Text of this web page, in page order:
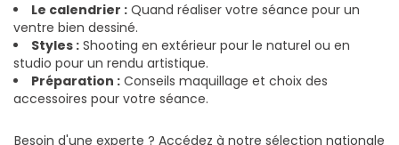
Le calendrier : Quand réaliser votre séance pour un
ventre bien dessiné.
Styles : Shooting en extérieur pour le naturel ou en
studio pour un rendu artistique.
Préparation : Conseils maquillage et choix des
accessoires pour votre séance.
Besoin d'une experte ? Accédez à notre sélection nationale